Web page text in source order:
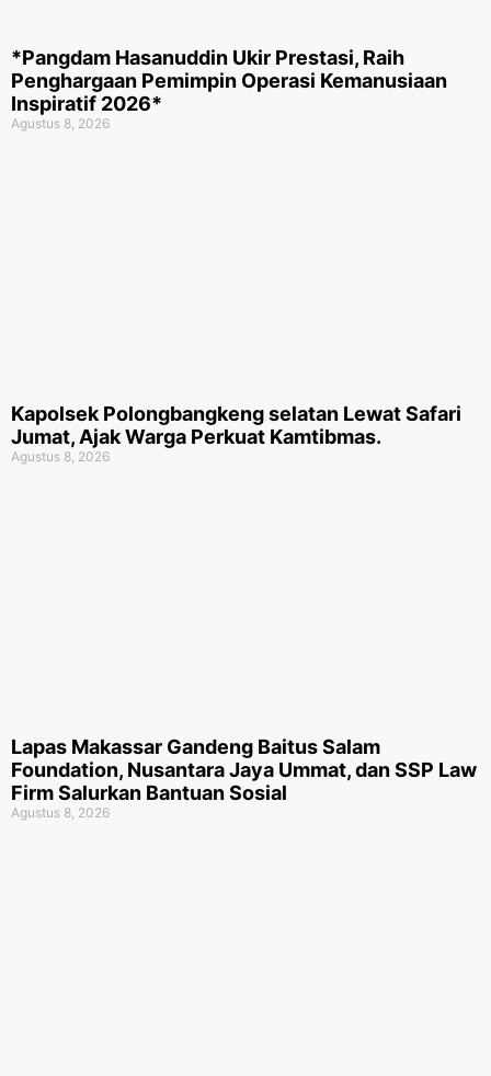
*Pangdam Hasanuddin Ukir Prestasi, Raih
Penghargaan Pemimpin Operasi Kemanusiaan
Inspiratif 2026*
Agustus 8, 2026
Kapolsek Polongbangkeng selatan Lewat Safari
Jumat, Ajak Warga Perkuat Kamtibmas.
Agustus 8, 2026
Lapas Makassar Gandeng Baitus Salam
Foundation, Nusantara Jaya Ummat, dan SSP Law
Firm Salurkan Bantuan Sosial
Agustus 8, 2026